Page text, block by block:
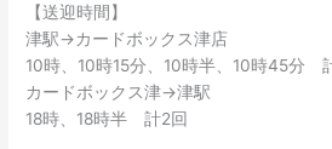
【送迎時間】
津駅→カードボックス津店
10時、10時15分、10時半、10時45分
カードボックス津→津駅
18時、18時半 計2回